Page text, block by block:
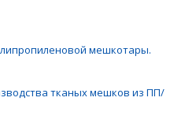
мешкотары.
тканых мешков из ПП/